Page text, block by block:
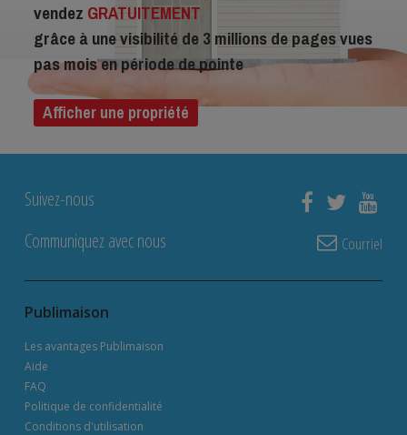
vendez GRATUITEMENT
grâce à une visibilité de 3 millions de pages vues
pas mois en période de pointe
Afficher une propriété
Suivez-nous
Communiquez avec nous
Courriel
Publimaison
Les avantages Publimaison
Aide
FAQ
Politique de confidentialité
Conditions d'utilisation